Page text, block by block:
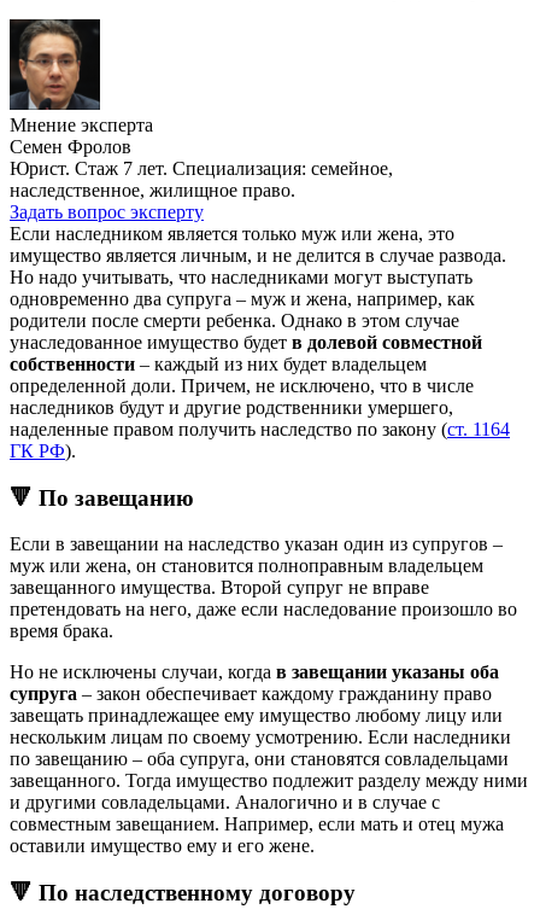
Мнение эксперта
Семен Фролов
Юрист. Стаж 7 лет. Специализация: семейное,
наследственное, жилищное право.
Задать вопрос эксперту
Если наследником является только муж или жена, это
имущество является личным, и не делится в случае развода.
Но надо учитывать, что наследниками могут выступать
одновременно два супруга – муж и жена, например, как
родители после смерти ребенка. Однако в этом случае
унаследованное имущество будет в долевой совместной
собственности – каждый из них будет владельцем
определенной доли. Причем, не исключено, что в числе
наследников будут и другие родственники умершего,
наделенные правом получить наследство по закону (ст. 1164
ГК РФ).
🔻 По завещанию
Если в завещании на наследство указан один из супругов –
муж или жена, он становится полноправным владельцем
завещанного имущества. Второй супруг не вправе
претендовать на него, даже если наследование произошло во
время брака.
Но не исключены случаи, когда в завещании указаны оба
супруга – закон обеспечивает каждому гражданину право
завещать принадлежащее ему имущество любому лицу или
нескольким лицам по своему усмотрению. Если наследники
по завещанию – оба супруга, они становятся совладельцами
завещанного. Тогда имущество подлежит разделу между ними
и другими совладельцами. Аналогично и в случае с
совместным завещанием. Например, если мать и отец мужа
оставили имущество ему и его жене.
🔻 По наследственному договору